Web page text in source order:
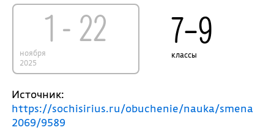
1 - 22
ноября
2025
7–9
классы
Источник:
https://sochisirius.ru/obuchenie/nauka/smena
2069/9589